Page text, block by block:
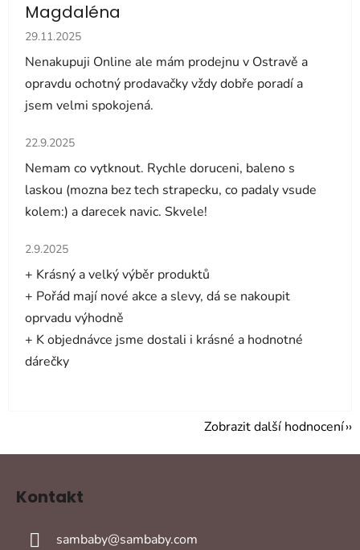
Magdaléna
Hodnocení obchodu je 5 z 5 hvězdiček.
29.11.2025
Nenakupuji Online ale mám prodejnu v Ostravě a
opravdu ochotný prodavačky vždy dobře poradí a
jsem velmi spokojená.
Hodnocení obchodu je 5 z 5 hvězdiček.
22.9.2025
Nemam co vytknout. Rychle doruceni, baleno s
laskou (mozna bez tech strapecku, co padaly vsude
kolem:) a darecek navic. Skvele!
Hodnocení obchodu je 5 z 5 hvězdiček.
2.9.2025
+ Krásný a velký výběr produktů
+ Pořád mají nové akce a slevy, dá se nakoupit
oprvadu výhodně
+ K objednávce jsme dostali i krásné a hodnotné
dárečky
Zobrazit další hodnocení
Kontakt
sambaby@sambaby.com